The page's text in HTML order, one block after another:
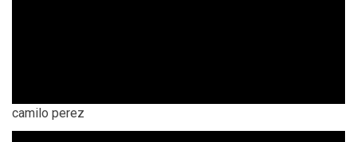
camilo perez